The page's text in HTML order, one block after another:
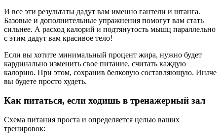
И все эти результаты дадут вам именно гантели и штанга.
Базовые и дополнительные упражнения помогут вам стать
сильнее. А расход калорий и подтянутость мышц параллельно
с этим дадут вам красивое тело!
Если вы хотите минимальный процент жира, нужно будет
кардинально изменить свое питание, считать каждую
калорию. При этом, сохранив белковую составляющую. Иначе
вы будете просто худеть.
Как питаться, если ходишь в тренажерный зал
Схема питания проста и определяется целью ваших
тренировок: